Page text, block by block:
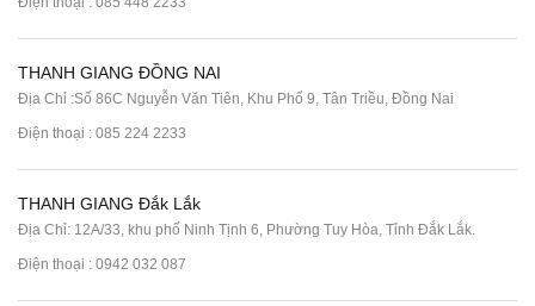
THANH GIANG ĐỒNG NAI
Địa Chỉ :Số 86C Nguyễn Văn Tiên, Khu Phố 9, Tân Triều, Đồng Nai
Điện thoại : 085 224 2233
THANH GIANG Đắk Lắk
Địa Chỉ: 12A/33, khu phố Ninh Tịnh 6, Phường Tuy Hòa, Tỉnh Đắk Lắk.
Điện thoại : 0942 032 087